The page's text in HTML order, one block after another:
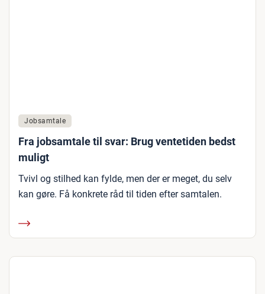
Jobsamtale
Fra jobsamtale til svar: Brug ventetiden bedst
muligt
Tvivl og stilhed kan fylde, men der er meget, du selv
kan gøre. Få konkrete råd til tiden efter samtalen.